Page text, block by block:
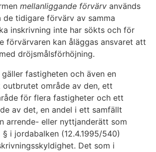
mellanliggande förvärv används
tidigare förvärv av samma
inskrivning inte har sökts och för
förvärvaren kan åläggas ansvaret att
dröjsmålsförhöjning.
fastigheten och även en
område av den, ett
för flera fastigheter och ett
av det, en andel i ett samfällt
arrende- eller nyttjanderätt som
i jordabalken (12.4.1995/540)
Det som i